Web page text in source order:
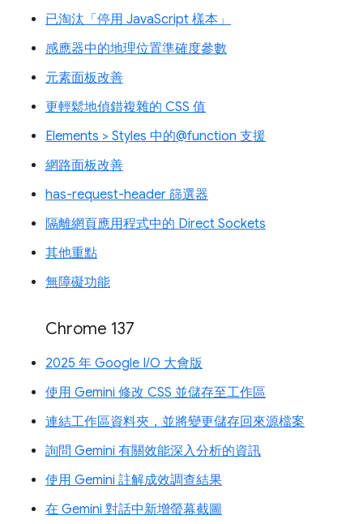
已淘汰「停用 JavaScript 樣本」
感應器中的地理位置準確度參數
元素面板改善
更輕鬆地偵錯複雜的 CSS 值
Elements > Styles 中的@function 支援
網路面板改善
has-request-header 篩選器
隔離網頁應用程式中的 Direct Sockets
其他重點
無障礙功能
Chrome 137
2025 年 Google I/O 大會版
使用 Gemini 修改 CSS 並儲存至工作區
連結工作區資料夾，並將變更儲存回來源檔案
詢問 Gemini 有關效能深入分析的資訊
使用 Gemini 註解成效調查結果
在 Gemini 對話中新增螢幕截圖